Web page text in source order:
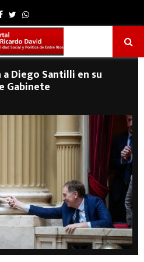
Facebook
TwitterWhatsapp
Diego Santilli en su
Gabinete